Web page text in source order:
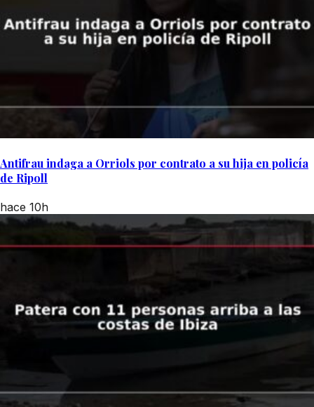
Antifrau indaga a Orriols por contrato a su hija en policía
de Ripoll
hace 10h